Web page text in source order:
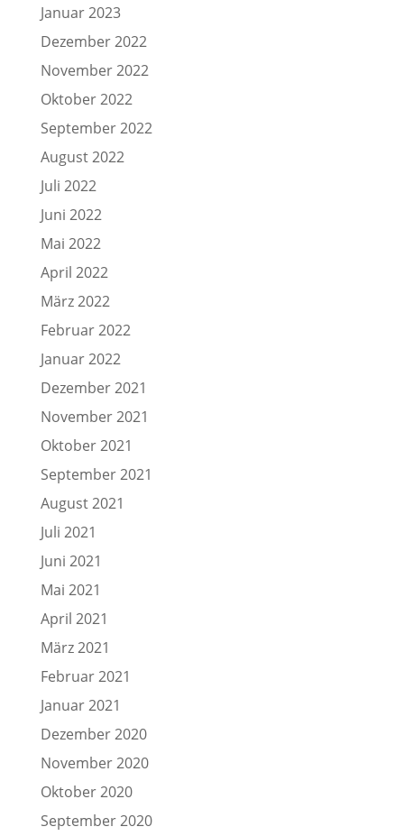
Januar 2023
Dezember 2022
November 2022
Oktober 2022
September 2022
August 2022
Juli 2022
Juni 2022
Mai 2022
April 2022
März 2022
Februar 2022
Januar 2022
Dezember 2021
November 2021
Oktober 2021
September 2021
August 2021
Juli 2021
Juni 2021
Mai 2021
April 2021
März 2021
Februar 2021
Januar 2021
Dezember 2020
November 2020
Oktober 2020
September 2020